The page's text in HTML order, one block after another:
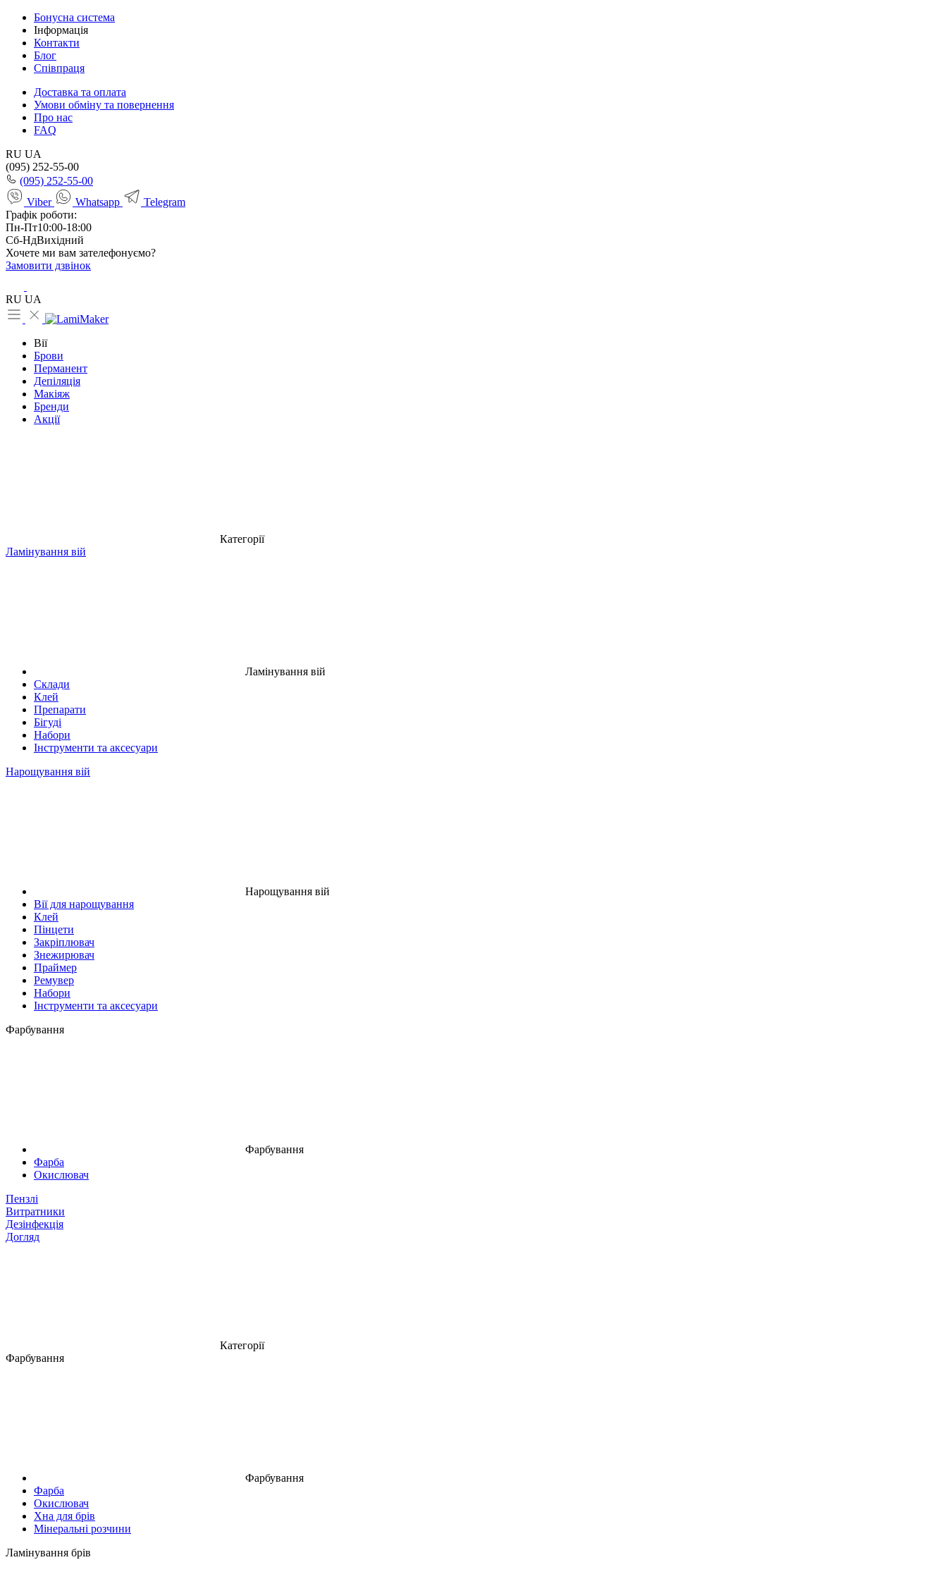
Бонусна система
Інформація
Контакти
Блог
Співпраця
Доставка та оплата
Умови обміну та повернення
Про нас
FAQ
RU UA
(095) 252-55-00
(095) 252-55-00
Viber
Whatsapp
Telegram
Графік роботи:
Пн-Пт10:00-18:00
Сб-НдВихідний
Хочете ми вам зателефонуємо?
Замовити дзвінок
RU UA
Вії
Брови
Перманент
Депіляція
Макіяж
Бренди
Акції
Категорії
Ламінування вій
Ламінування вій
Склади
Клей
Препарати
Бігуді
Набори
Інструменти та аксесуари
Нарощування вій
Нарощування вій
Вії для нарощування
Клей
Пінцети
Закріплювач
Знежирювач
Праймер
Ремувер
Набори
Інструменти та аксесуари
Фарбування
Фарбування
Фарба
Окислювач
Пензлі
Витратники
Дезінфекція
Догляд
Категорії
Фарбування
Фарбування
Фарба
Окислювач
Хна для брів
Мінеральні розчини
Ламінування брів